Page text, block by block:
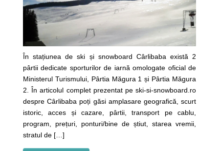
În stațiunea de ski și snowboard Cârlibaba există 2
pârtii dedicate sporturilor de iarnă omologate oficial de
Ministerul Turismului, Pârtia Măgura 1 și Pârtia Măgura
2. În articolul complet prezentat pe ski-si-snowboard.ro
despre Cârlibaba poți găsi amplasare geografică, scurt
istoric, acces și cazare, pârtii, transport pe cablu,
program, prețuri, ponturi/bine de știut, starea vremii,
stratul de […]